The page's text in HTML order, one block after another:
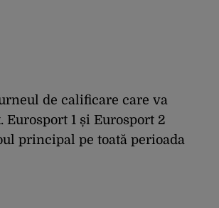
de calificare care va
Eurosport 1 și Eurosport 2
principal pe toată perioada